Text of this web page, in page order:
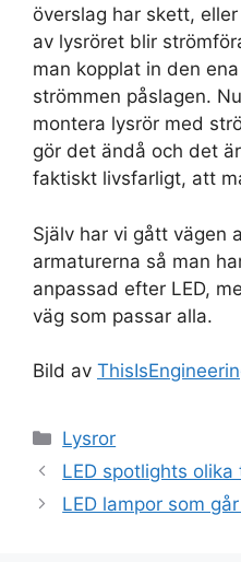
överslag har skett,
av lysröret blir
man kopplat in den
strömmen påslagen.
montera lysrör med
gör det ändå och det
faktiskt livsfarligt, att
Själv har vi gått vägen
armaturerna så man
anpassad efter LED,
väg som passar alla.
Bild av
Kategorier
Lysror
LED spotlights
LED lampor som